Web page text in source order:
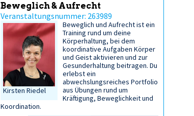
Beweglich & Aufrecht
Veranstaltungsnummer: 263989
Kirsten Riedel
Beweglich und Aufrecht ist ein
Training rund um deine
Körperhaltung, bei dem
koordinative Aufgaben Körper
und Geist aktivieren und zur
Gesunderhaltung beitragen. Du
erlebst ein
abwechslungsreiches Portfolio
aus Übungen rund um
Kräftigung, Beweglichkeit und
Koordination.